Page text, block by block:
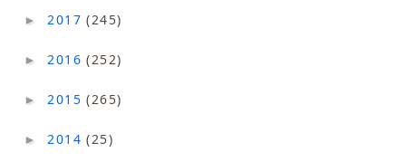
► 2017(245)
► 2016(252)
► 2015(265)
► 2014(25)